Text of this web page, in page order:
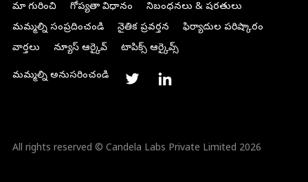
మా గురించి గోప్యతా విధానం
నిబంధనలు & షరతులు
మమ్మల్ని సంప్రదించండి
నైతిక ప్రవర్తన
ఫిర్యాదుల పరిష్కారం
వార్తలు
న్యూస్ ఆర్కైవ్ టాపిక్స్ ఆర్కైవ్స్
మమ్మల్ని అనుసరించండి
All rights reserved © Candela Labs Private Limited 2026